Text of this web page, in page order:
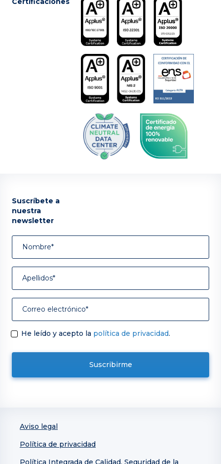
Suscríbete a
nuestra
newsletter
He leído y acepto la política de privacidad.
Aviso legal
Política de privacidad
Política Integrada de Calidad, Seguridad de la